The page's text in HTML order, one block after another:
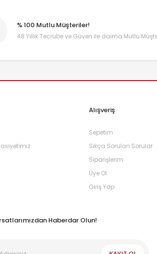
% 100 Mutlu Müşteriler!
48 Yıllık Tecrübe ve Güven ile daima Mutlu
Alışveriş
Sepetim
Sıkça Sorulan Sorular
Siparişlerim
Üye Ol
Giriş Yap
Haberdar Olun!